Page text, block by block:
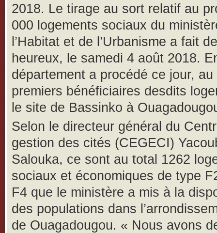
2018. Le tirage au sort relatif au
000 logements sociaux du
l’Habitat et de l’Urbanisme a fait
heureux, le samedi 4 août 2018.
département a procédé ce jour,
premiers bénéficiaires desdits
le site de Bassinko à
Selon le directeur général du
gestion des cités (CEGECI)
Salouka, ce sont au total 1262
sociaux et économiques de type
F4 que le ministère a mis à la
des populations dans
de Ouagadougou. « Nous avons